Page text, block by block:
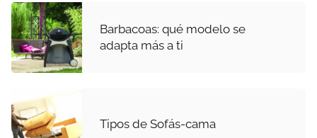
Barbacoas: qué modelo se
adapta más a ti
Tipos de Sofás-cama